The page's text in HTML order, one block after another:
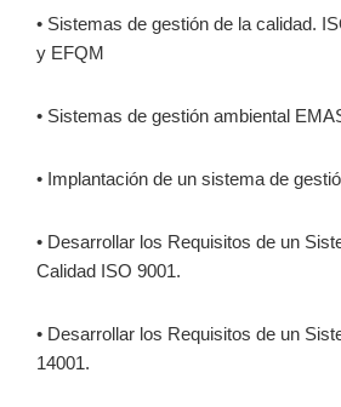
• Sistemas de gestión de la calidad.
y EFQM
• Sistemas de gestión ambiental
• Implantación de un sistema de
• Desarrollar los Requisitos de un
Calidad ISO 9001.
• Desarrollar los Requisitos de un
14001.